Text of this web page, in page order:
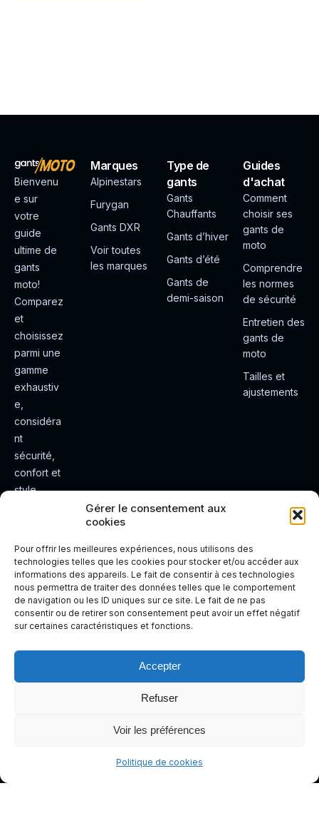
Gérer le consentement aux
cookies
Pour offrir les meilleures expériences, nous utilisons des
technologies telles que les cookies pour stocker et/ou accéder aux
informations des appareils. Le fait de consentir à ces technologies
nous permettra de traiter des données telles que le comportement
de navigation ou les ID uniques sur ce site. Le fait de ne pas
consentir ou de retirer son consentement peut avoir un effet négatif
sur certaines caractéristiques et fonctions.
Accepter
Refuser
Voir les préférences
Politique de cookies
Bienvenu
e sur
votre
guide
ultime de
gants
moto!
Comparez
et
choisissez
parmi une
gamme
exhaustiv
e,
considéra
nt
sécurité,
confort et
style.
e de
conduite
plus sûre
et plus
agréable.
Marques
Alpinestars
Furygan
Gants DXR
Voir toutes
les marques
Type de
gants
Gants
Chauffants
Gants d’hiver
Gants d’été
Gants de
demi-saison
Guides
d'achat
Comment
choisir ses
gants de
moto
Comprendre
les normes
de sécurité
Entretien des
gants de
moto
Tailles et
ajustements